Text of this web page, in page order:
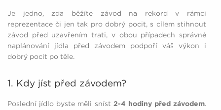
Je jedno, zda běžíte závod na rekord v rámci
reprezentace či jen tak pro dobrý pocit, s cílem stihnout
závod před uzavřením trati, v obou případech správné
naplánování jídla před závodem podpoří váš výkon i
dobrý pocit po těle.
1. Kdy jíst před závodem?
Poslední jídlo byste měli sníst 2-4 hodiny před závodem.